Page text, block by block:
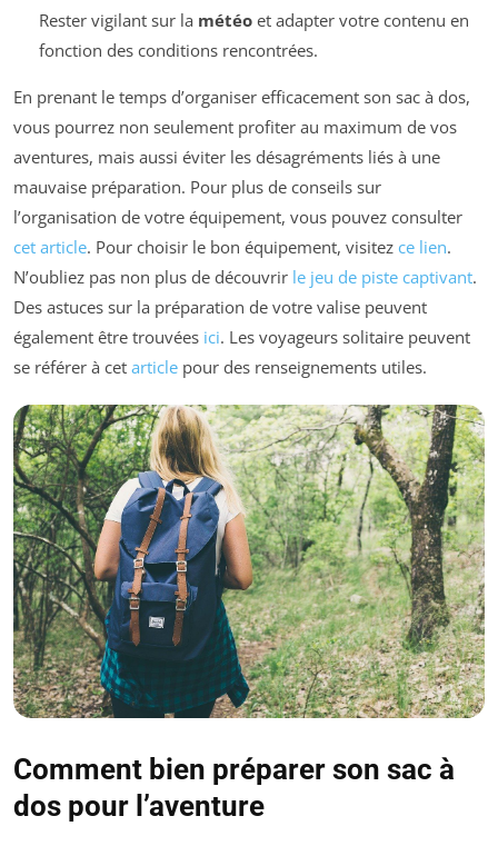
Rester vigilant sur la météoet adapter votre contenu en
fonction des conditions rencontrées.
En prenant le temps d’organiser efficacement son sac à dos,
vous pourrez non seulement profiter au maximum de vos
aventures, mais aussi éviter les désagréments liés à une
mauvaise préparation. Pour plus de conseils sur
l’organisation de votre équipement, vous pouvez consulter
cet article. Pour choisir le bon équipement, visitez ce lien.
N’oubliez pas non plus de découvrir le jeu de piste captivant.
Des astuces sur la préparation de votre valise peuvent
également être trouvées ici. Les voyageurs solitaire peuvent
se référer à cet article pour des renseignements utiles.
Comment bien préparer son sac à
dos pour l’aventure